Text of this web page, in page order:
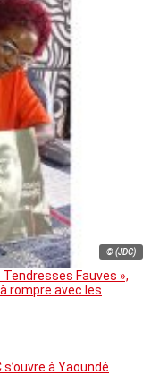
© (JDC)
Fauves »,
rompre avec les
s’ouvre à Yaoundé